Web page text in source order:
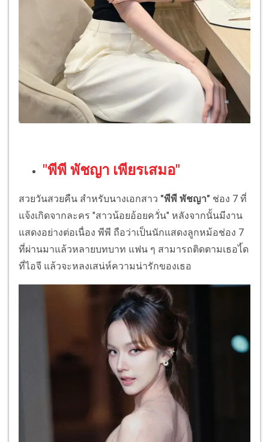
"พีพี พัชญา เพียรเสมอ"
สวยวันสวยคืน สำหรับนางเอกสาว "พีพี พัชญา" ช่อง 7 ที่
แจ้งเกิดจากละคร "สาวน้อยอ้อยควั่น" หลังจากนั้นมีงาน
แสดงอย่างต่อเนื่อง พีพี ถือว่าเป็นนักแสดงลูกหม้อช่อง 7
ที่ผ่านมาแล้วหลายบทบาท แฟน ๆ สามารถติดตามเธอไ้ด
ที่ไอจี แล้วจะหลงเสน่ห์ความน่ารักของเธอ